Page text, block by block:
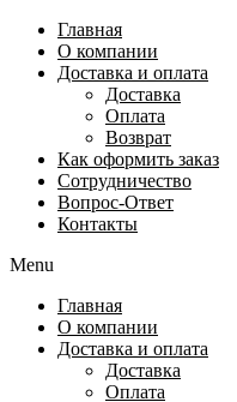
Перейти
содержимому
Главная
О компании
Доставка и оплата
Доставка
Оплата
Возврат
Как оформить заказ
Сотрудничество
Вопрос-Ответ
Контакты
Menu
Главная
О компании
Доставка и оплата
Доставка
Оплата